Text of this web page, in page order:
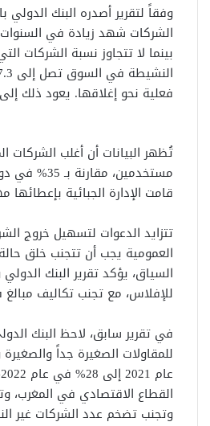
وفقاً لتقرير أصدره البنك
فعلية نحو إغلاقها. يعود ذلك
قامت الإدارة الجبائية
تتزايد الدعوات لتسهيل خروج
العمومية يجب أن تتجنب خلق
السياق، يؤكد تقرير البنك
للإفلاس، مع تجنب تكاليف مبالغ
في تقرير سابق، لاحظ البنك
القطاع الاقتصادي في المغرب،
وتجنب تضخم عدد الشركات غير